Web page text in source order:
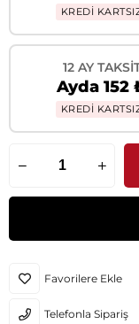
KREDİ
12 AY
Ayda 152
KREDİ
Favorilere Ekle
Telefonla Sipariş